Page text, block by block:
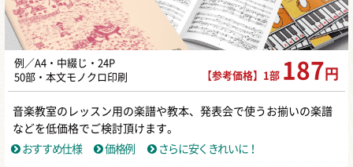
例／A4・中綴じ・24P
50部・本文モノクロ印刷
【参考価格】1部 187 円
音楽教室のレッスン用の楽譜や教本、発表会で使うお揃いの楽譜
などを低価格でご検討頂けます。
おすすめ仕様
価格例 さらに安くきれいに！